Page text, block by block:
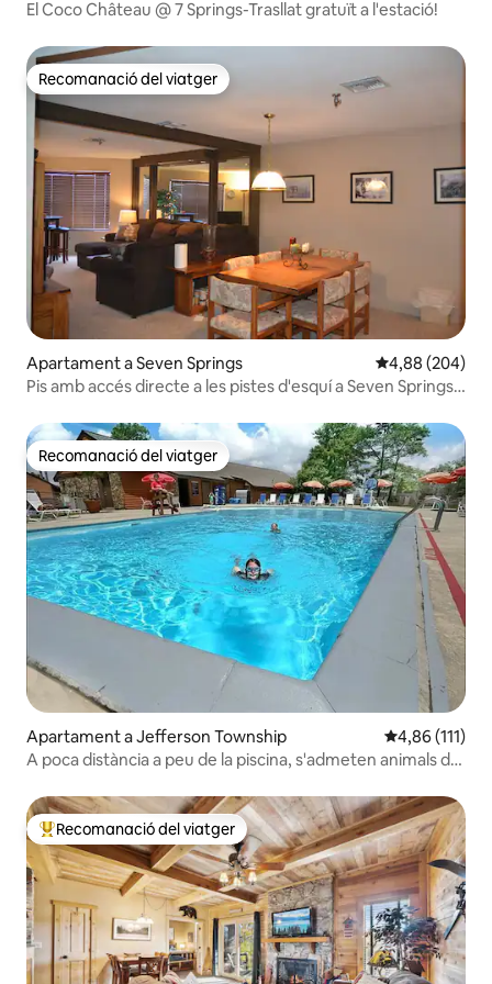
El Coco Château @ 7 Springs-Trasllat gratuït a l'estació!
Recomanació del viatger
Recomanació del viatger
Apartament a Seven Springs 4,88 de
4,88 (204)
Pis amb accés directe a les pistes d'esquí a Seven Springs
Recomanació del viatger
Recomanació del viatger
Apartament a Jefferson Township 4,86 de
4,86 (111)
A poca distància a peu de la piscina, s'admeten animals de
Principals recomanacions dels viatgers
Recomanació del viatger